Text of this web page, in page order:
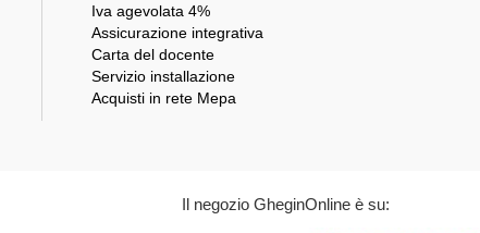
Iva agevolata 4%
Assicurazione integrativa
Carta del docente
Servizio installazione
Acquisti in rete Mepa
Il negozio GheginOnline è su: